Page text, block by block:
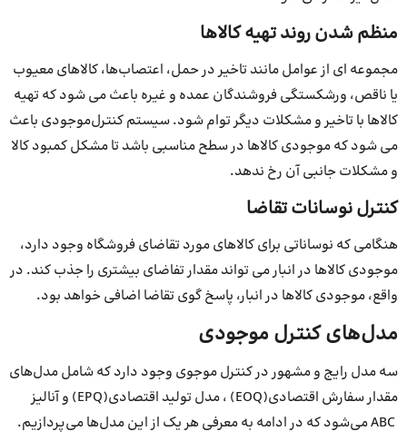
منظم شدن روند تهیه کالاها
مجموعه ای از عوامل مانند تاخیر در حمل، اعتصاب‌ها، کالاهای معیوب
یا ناقص، ورشکستگی فروشندگان عمده و غیره باعث می شود که تهیه
کالاها با تاخیر و مشکلات دیگر توام شود. سیستم کنترل‌موجودی باعث
می شود که موجودی کالاها در سطح مناسبی باشد تا مشکل کمبود کالا
و مشکلات جانبی آن رخ ندهد.
کنترل نوسانات تقاضا
هنگامی که نوساناتی برای کالاهای مورد تقاضای فروشگاه وجود دارد،
موجودی کالاها در انبار می تواند مقدار تفاضای بیشتری را جذب کند. در
واقع، موجودی کالاها در انبار، پاسخ گوی تقاضا اضافی خواهد بود.
مدل‌های کنترل موجودی
سه مدل رایج و مشهور در کنترل موجوی وجود دارد که شامل مدل‌های
مقدار سفارش اقتصادی(EOQ) ، مدل تولید اقتصادی(EPQ) و آنالیز